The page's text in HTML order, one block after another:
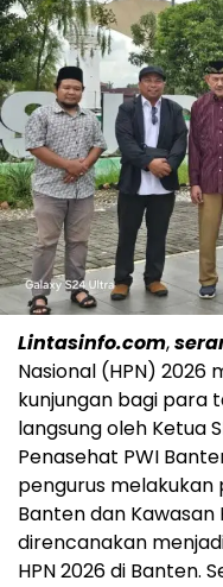
Lintasinfo.com,
Nasional (HPN)
kunjungan bagi para
langsung oleh Ketua
Penasehat PWI
pengurus melakukan
Banten dan
direncanakan
HPN 2026 di Banten.